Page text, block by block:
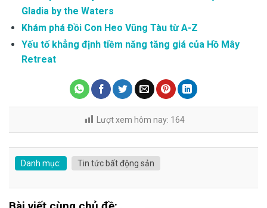
Gladia by the Waters
Khám phá Đồi Con Heo Vũng Tàu từ A-Z
Yếu tố khẳng định tiềm năng tăng giá của Hồ Mây
Retreat
Lượt xem hôm nay: 164
Danh mục: Tin tức bất động sản